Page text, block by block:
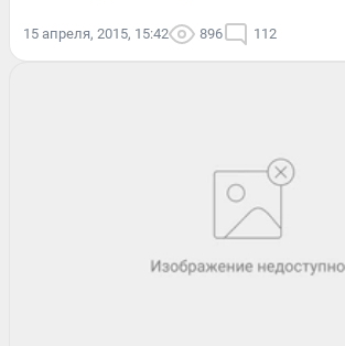
15 апреля, 2015, 15:42 896 112